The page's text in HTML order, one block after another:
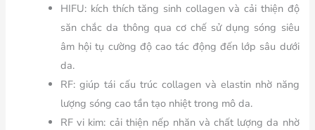
HIFU: kích thích tăng sinh collagen và cải thiện độ
săn chắc da thông qua cơ chế sử dụng sóng siêu
âm hội tụ cường độ cao tác động đến lớp sâu dưới
da.
RF: giúp tái cấu trúc collagen và elastin nhờ năng
lượng sóng cao tần tạo nhiệt trong mô da.
RF vi kim: cải thiện nếp nhăn và chất lượng da nhờ